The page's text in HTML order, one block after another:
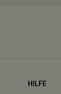
HILFE